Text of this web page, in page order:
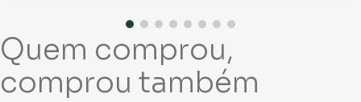
Quem comprou,
comprou também